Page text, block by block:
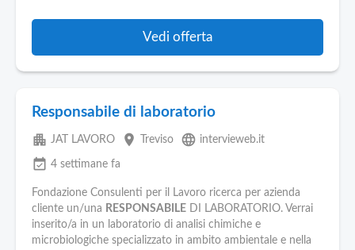
Vedi offerta
Responsabile di laboratorio
apartment JAT LAVORO place Treviso language intervieweb.it
event_available 4 settimane fa
Fondazione Consulenti per il Lavoro ricerca per azienda
cliente un/una RESPONSABILE DI LABORATORIO. Verrai
inserito/a in un laboratorio di analisi chimiche e
microbiologiche specializzato in ambito ambientale e nella